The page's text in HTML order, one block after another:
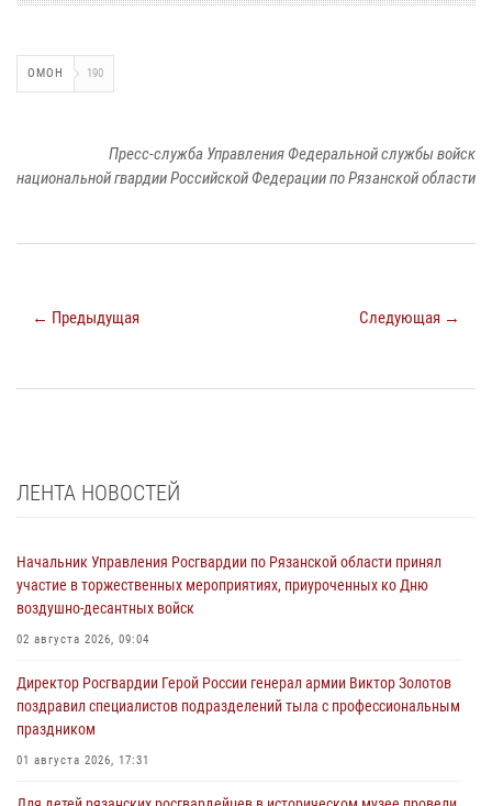
ОМОН 190
Пресс-служба Управления Федеральной службы войск
национальной гвардии Российской Федерации по Рязанской области
← Предыдущая Следующая →
ЛЕНТА НОВОСТЕЙ
Начальник Управления Росгвардии по Рязанской области принял
участие в торжественных мероприятиях, приуроченных ко Дню
воздушно-десантных войск
02 августа 2026, 09:04
Директор Росгвардии Герой России генерал армии Виктор Золотов
поздравил специалистов подразделений тыла с профессиональным
праздником
01 августа 2026, 17:31